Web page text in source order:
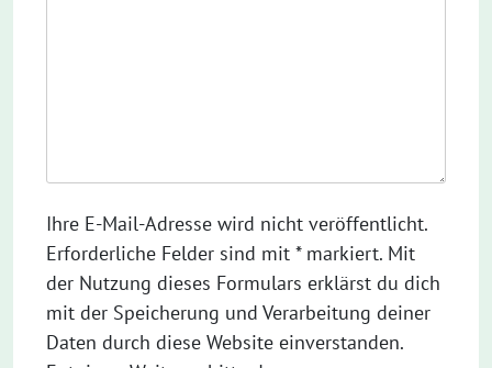
Ihre E-Mail-Adresse wird nicht veröffentlicht.
Erforderliche Felder sind mit * markiert. Mit
der Nutzung dieses Formulars erklärst du dich
mit der Speicherung und Verarbeitung deiner
Daten durch diese Website einverstanden.